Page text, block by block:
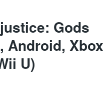
Gods
Android, Xbox
U)